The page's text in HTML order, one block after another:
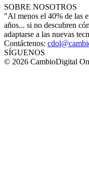
SOBRE NOSOTROS
"Al menos el 40% de las
años... si no descubren
adaptarse a las nuevas
Contáctenos:
SÍGUENOS
© 2026 CambioDigital